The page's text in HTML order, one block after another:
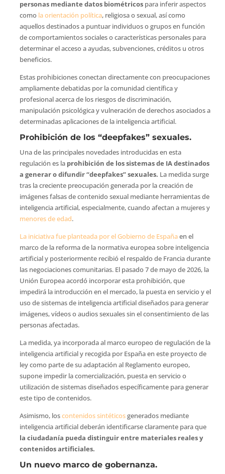
personas mediante datos biométricospara inferir aspectos
como la orientación política, religiosa o sexual, así como
aquellos destinados a puntuar individuos o grupos en función
de comportamientos sociales o características personales para
determinar el acceso a ayudas, subvenciones, créditos u otros
beneficios.
Estas prohibiciones conectan directamente con preocupaciones
ampliamente debatidas por la comunidad científica y
profesional acerca de los riesgos de discriminación,
manipulación psicológica y vulneración de derechos asociados a
determinadas aplicaciones de la inteligencia artificial.
Prohibición de los “deepfakes” sexuales.
Una de las principales novedades introducidas en esta
regulación es la prohibición de los sistemas de IA destinados
a generar o difundir “deepfakes” sexuales. La medida surge
tras la creciente preocupación generada por la creación de
imágenes falsas de contenido sexual mediante herramientas de
inteligencia artificial, especialmente, cuando afectan a mujeres y
menores de edad.
La iniciativa fue planteada por el Gobierno de Españaen el
marco de la reforma de la normativa europea sobre inteligencia
artificial y posteriormente recibió el respaldo de Francia durante
las negociaciones comunitarias. El pasado 7 de mayo de 2026, la
Unión Europea acordó incorporar esta prohibición, que
impedirá la introducción en el mercado, la puesta en servicio y el
uso de sistemas de inteligencia artificial diseñados para generar
imágenes, vídeos o audios sexuales sin el consentimiento de las
personas afectadas.
La medida, ya incorporada al marco europeo de regulación de la
inteligencia artificial y recogida por España en este proyecto de
ley como parte de su adaptación al Reglamento europeo,
supone impedir la comercialización, puesta en servicio o
utilización de sistemas diseñados específicamente para generar
este tipo de contenidos.
Asimismo, loscontenidos sintéticosgenerados mediante
inteligencia artificial deberán identificarse claramente para que
la ciudadanía pueda distinguir entre materiales reales y
contenidos artificiales.
Un nuevo marco de gobernanza.